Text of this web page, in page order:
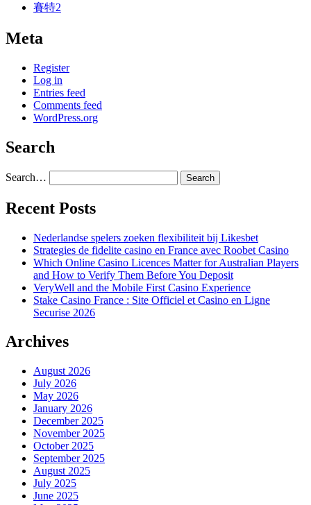
賽特2
Meta
Register
Log in
Entries feed
Comments feed
WordPress.org
Search
Search…
Recent Posts
Nederlandse spelers zoeken flexibiliteit bij Likesbet
Strategies de fidelite casino en France avec Roobet Casino
Which Online Casino Licences Matter for Australian Players
and How to Verify Them Before You Deposit
VeryWell and the Mobile First Casino Experience
Stake Casino France : Site Officiel et Casino en Ligne
Securise 2026
Archives
August 2026
July 2026
May 2026
January 2026
December 2025
November 2025
October 2025
September 2025
August 2025
July 2025
June 2025